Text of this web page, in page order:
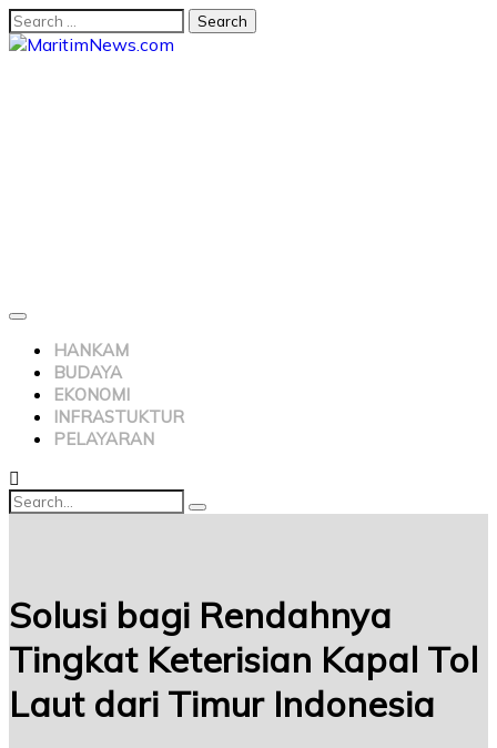
HANKAM
BUDAYA
EKONOMI
INFRASTUKTUR
PELAYARAN
Solusi bagi Rendahnya
Tingkat Keterisian Kapal Tol
Laut dari Timur Indonesia